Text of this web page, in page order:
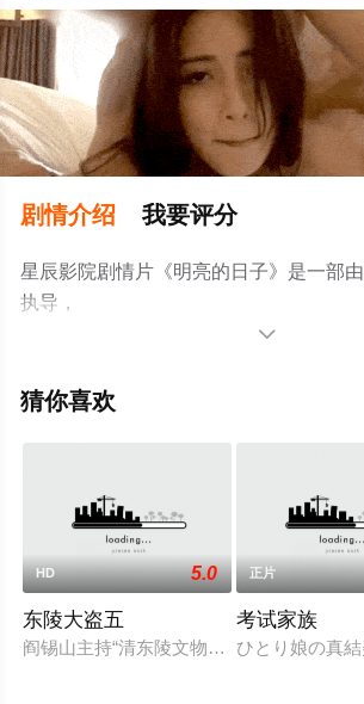
剧情介绍 我要评分
星辰影院剧情片《明亮的日子》是一部
执导，
等演员精彩演绎的葡萄牙电影，手机免费

猜你喜欢
HD 5.0
东陵大盗五
阎锡山主持“清东陵文物展览会”宣布委任
正片
考试家族
ひとり娘の真